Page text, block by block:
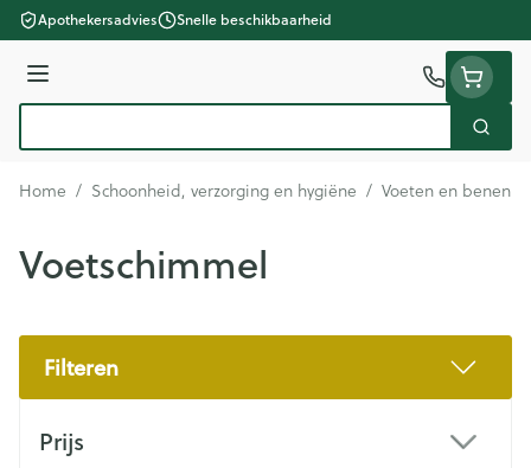
Ga naar de inhoud
Apothekersadvies Snelle beschikbaarheid
Menu
Zoek
Home / Schoonheid, verzorging en hygiëne / Voeten en benen
Voetschimmel
Filteren
Prijs